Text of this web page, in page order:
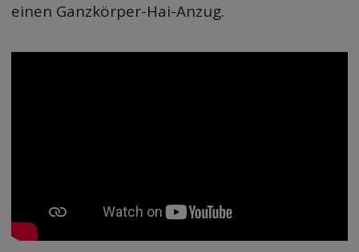
einen Ganzkörper-Hai-Anzug.